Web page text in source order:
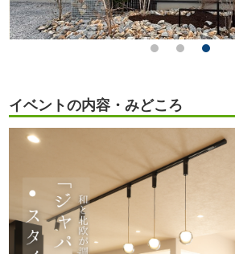
イベントの内容・みどころ